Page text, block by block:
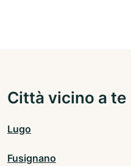
Città vicino a te
Lugo
Fusignano